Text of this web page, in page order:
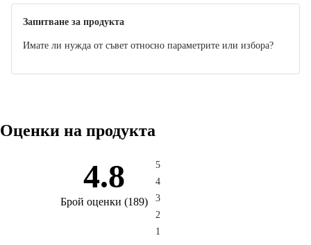
Запитване за продукта
Имате ли нужда от съвет относно параметрите или избора?
Оценки на продукта
4.8
Брой оценки (189)
5
4
3
2
1